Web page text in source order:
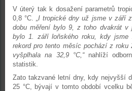
V úterý tak k dosažení parametrů
0,8 °C. „I tropické dny už jsme v září
dobu měření bylo 9, z toho dvakrát v
bylo 1. září loňského roku, kdy jsme
rekord pro tento měsíc pochází z
vyšplhala na 32,9 °C,“nahlíží
statistik.
Zato takzvané letní dny, kdy nejvyšší
25 °C, bývají v tomto období vcelku